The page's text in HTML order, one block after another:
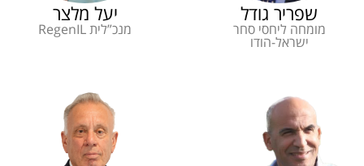
שפריר גודל
מומחה ליחסי סחר
ישראל-הודו
יעל מלצר
מנכ”לית RegenIL